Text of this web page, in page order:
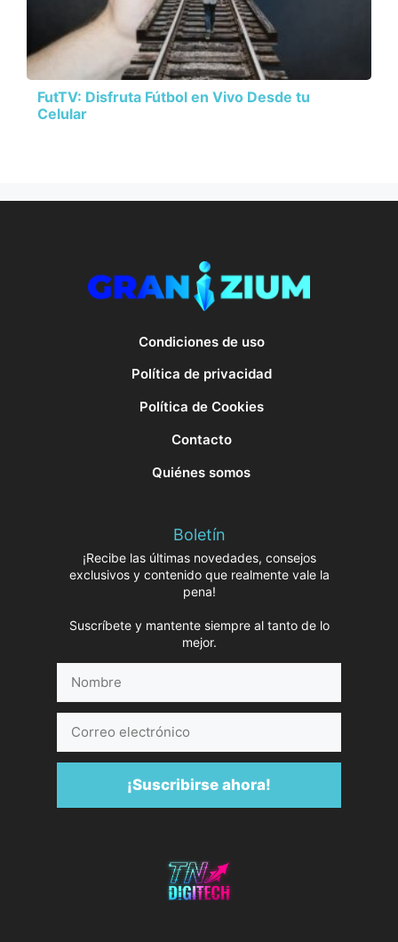
FutTV: Disfruta Fútbol en Vivo Desde tu
Celular
Condiciones de uso
Política de privacidad
Política de Cookies
Contacto
Quiénes somos
Boletín
¡Recibe las últimas novedades, consejos
exclusivos y contenido que realmente vale la
pena!
Suscríbete y mantente siempre al tanto de lo
mejor.
electrónico
¡Suscribirse ahora!